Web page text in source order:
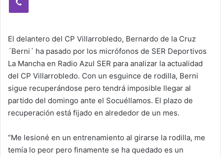
El delantero del CP Villarrobledo, Bernardo de la Cruz
´Berni´ ha pasado por los micrófonos de SER Deportivos
La Mancha en Radio Azul SER para analizar la actualidad
del CP Villarrobledo. Con un esguince de rodilla, Berni
sigue recuperándose pero tendrá imposible llegar al
partido del domingo ante el Socuéllamos. El plazo de
recuperación está fijado en alrededor de un mes.
“Me lesioné en un entrenamiento al girarse la rodilla, me
temía lo peor pero finamente se ha quedado es un